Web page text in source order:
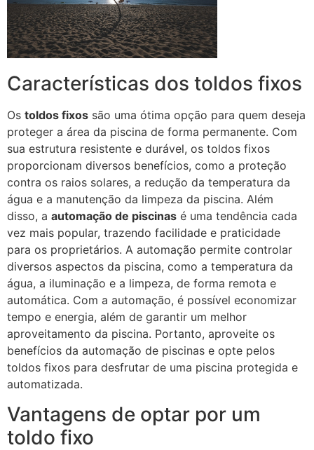
Características dos toldos fixos
Os toldos fixos são uma ótima opção para quem deseja
proteger a área da piscina de forma permanente. Com
sua estrutura resistente e durável, os toldos fixos
proporcionam diversos benefícios, como a proteção
contra os raios solares, a redução da temperatura da
água e a manutenção da limpeza da piscina. Além
disso, a automação de piscinas é uma tendência cada
vez mais popular, trazendo facilidade e praticidade
para os proprietários. A automação permite controlar
diversos aspectos da piscina, como a temperatura da
água, a iluminação e a limpeza, de forma remota e
automática. Com a automação, é possível economizar
tempo e energia, além de garantir um melhor
aproveitamento da piscina. Portanto, aproveite os
benefícios da automação de piscinas e opte pelos
toldos fixos para desfrutar de uma piscina protegida e
automatizada.
Vantagens de optar por um
toldo fixo